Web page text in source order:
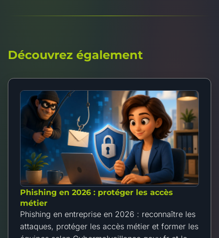
Découvrez également
Phishing en 2026 : protéger les accès
métier
Phishing en entreprise en 2026 : reconnaître les
attaques, protéger les accès métier et former les